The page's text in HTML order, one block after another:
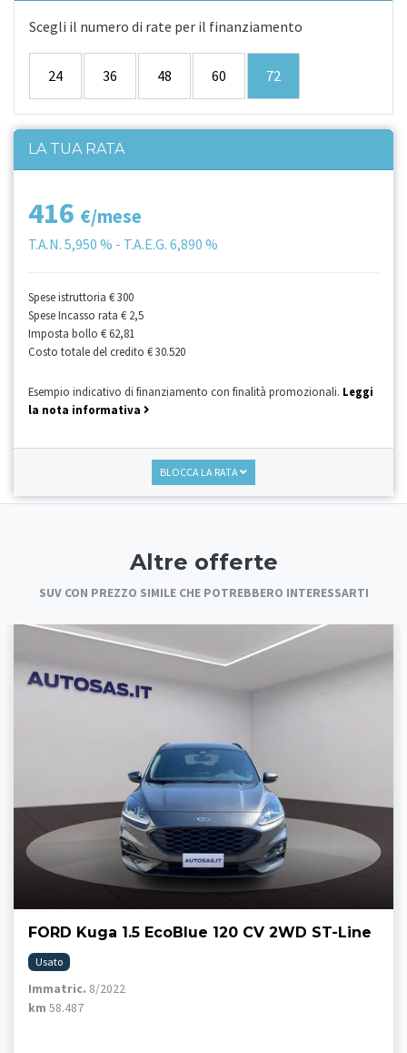
Scegli il numero di rate per il finanziamento
24 36 48 60 72
LA TUA RATA
416 €/mese
T.A.N. 5,950 % - T.A.E.G. 6,890 %
Spese istruttoria € 300
Spese Incasso rata € 2,5
Imposta bollo € 62,81
Costo totale del credito € 30.520
Esempio indicativo di finanziamento con finalità promozionali. Leggi
la nota informativa
BLOCCA LA RATA
Altre offerte
SUV CON PREZZO SIMILE CHE POTREBBERO INTERESSARTI
FORD Kuga 1.5 EcoBlue 120 CV 2WD ST-Line
Usato
Immatric. 8/2022
km 58.487